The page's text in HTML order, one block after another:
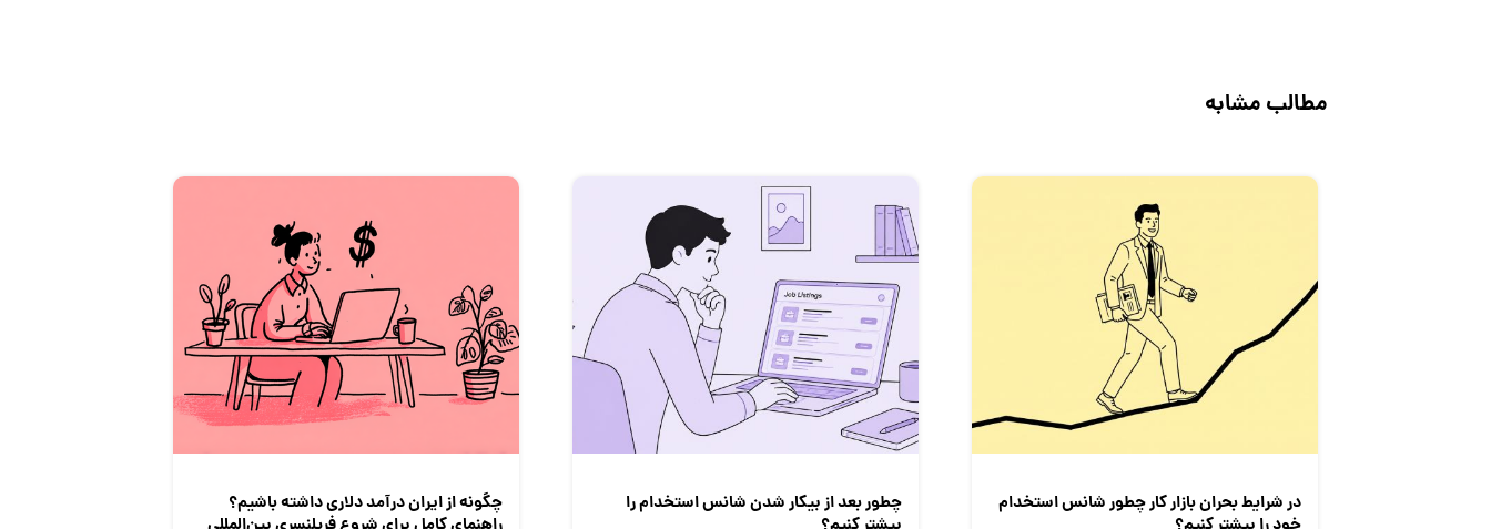
مطالب مشابه
در شرایط بحران بازار کار چطور شانس استخدام
چطور بعد از بیکار شدن شانس استخدام‌ را
چگونه از ایران درآمد دلاری داشته باشیم؟